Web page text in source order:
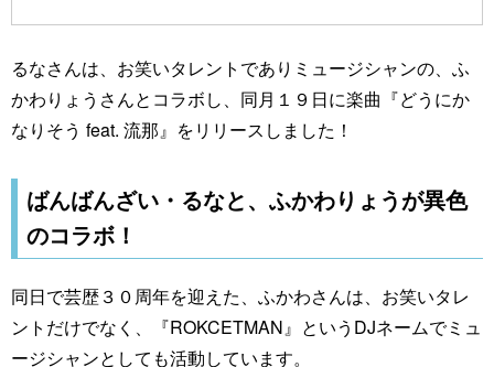
るなさんは、お笑いタレントでありミュージシャンの、ふ
かわりょうさんとコラボし、同月１９日に楽曲『どうにか
なりそう feat. 流那』をリリースしました！
ばんばんざい・るなと、ふかわりょうが異色
のコラボ！
同日で芸歴３０周年を迎えた、ふかわさんは、お笑いタレ
ントだけでなく、『ROKCETMAN』というDJネームでミュ
ージシャンとしても活動しています。